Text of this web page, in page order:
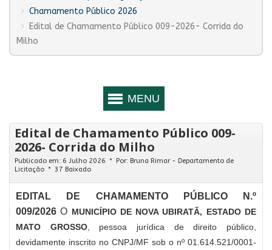
Chamamento Público 2026
Edital de Chamamento Público 009-2026- Corrida do
Milho
Edital de Chamamento Público 009-
2026- Corrida do Milho
Publicado em: 6 Julho 2026 Por: Bruna Rimar - Departamento de
Licitação
37 Baixado
EDITAL DE CHAMAMENTO PÚBLICO N.º
009/2026O MUNICÍPIO DE NOVA UBIRATÃ, ESTADO DE
MATO GROSSO, pessoa jurídica de direito público,
devidamente inscrito no CNPJ/MF sob o nº 01.614.521/0001-